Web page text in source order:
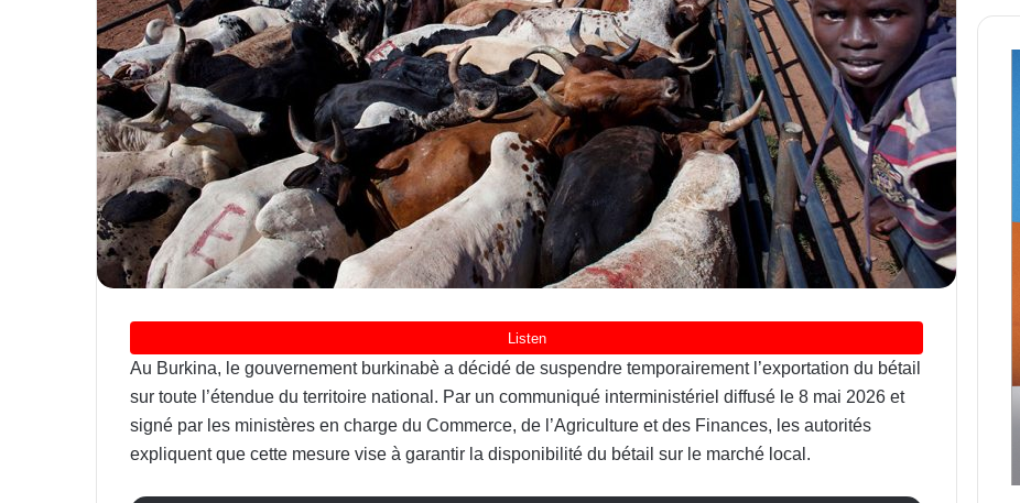
Au Burkina, le gouvernement burkinabè a décidé de suspendre temporairement l’exportation du bétail
sur toute l’étendue du territoire national. Par un communiqué interministériel diffusé le 8 mai 2026 et
signé par les ministères en charge du Commerce, de l’Agriculture et des Finances, les autorités
expliquent que cette mesure vise à garantir la disponibilité du bétail sur le marché local.